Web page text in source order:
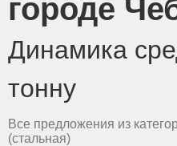
городе
Динамика
тонну
Все предложения из
(стальная)